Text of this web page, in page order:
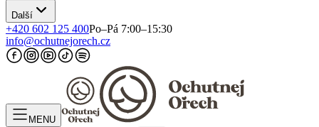
Další
+420 602 125 400Po–Pá 7:00–15:30
info@ochutnejorech.cz
MENU